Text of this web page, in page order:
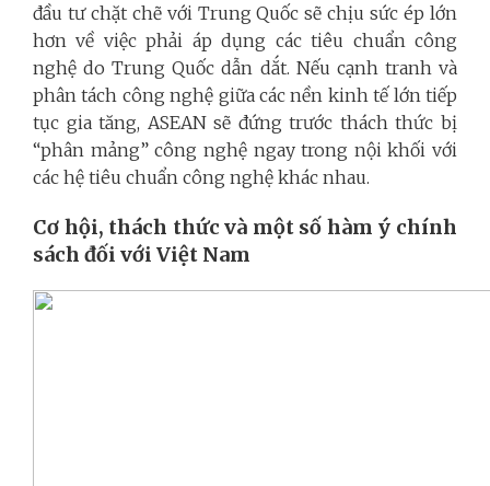
đầu tư chặt chẽ với Trung Quốc sẽ chịu sức ép lớn
hơn về việc phải áp dụng các tiêu chuẩn công
nghệ do Trung Quốc dẫn dắt. Nếu cạnh tranh và
phân tách công nghệ giữa các nền kinh tế lớn tiếp
tục gia tăng, ASEAN sẽ đứng trước thách thức bị
“phân mảng” công nghệ ngay trong nội khối với
các hệ tiêu chuẩn công nghệ khác nhau.
Cơ hội, thách thức và một số hàm ý chính
sách đối với Việt Nam